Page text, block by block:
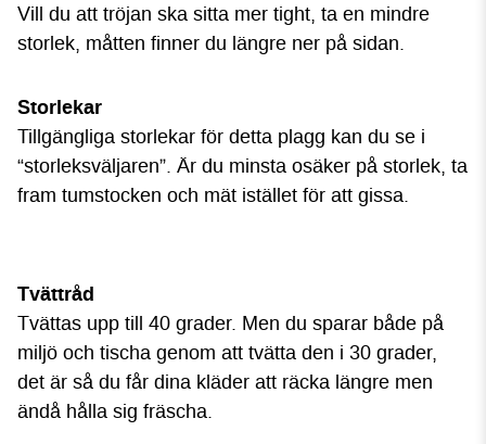
Vill du att tröjan ska sitta mer tight, ta en mindre
storlek, måtten finner du längre ner på sidan.
Storlekar
Tillgängliga storlekar för detta plagg kan du se i
“storleksväljaren”. Är du minsta osäker på storlek, ta
fram tumstocken och mät istället för att gissa.
Tvättråd
Tvättas upp till 40 grader. Men du sparar både på
miljö och tischa genom att tvätta den i 30 grader,
det är så du får dina kläder att räcka längre men
ändå hålla sig fräscha.